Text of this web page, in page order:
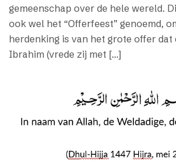
gemeenschap over de hele wereld.
ook wel het “Offerfeest” genoemd,
herdenking is van het grote offer dat
Ibrahim (vrede zij met […]